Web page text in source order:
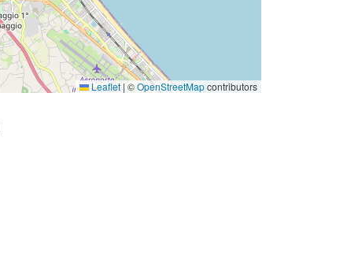
Leaflet | ©OpenStreetMapcontributors